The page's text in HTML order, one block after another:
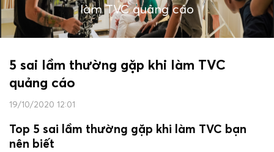
làm TVC quảng cáo
5 sai lầm thường gặp khi làm TVC
quảng cáo
19/10/2020 12:01
Top 5 sai lầm thường gặp khi làm TVC bạn
nên biết